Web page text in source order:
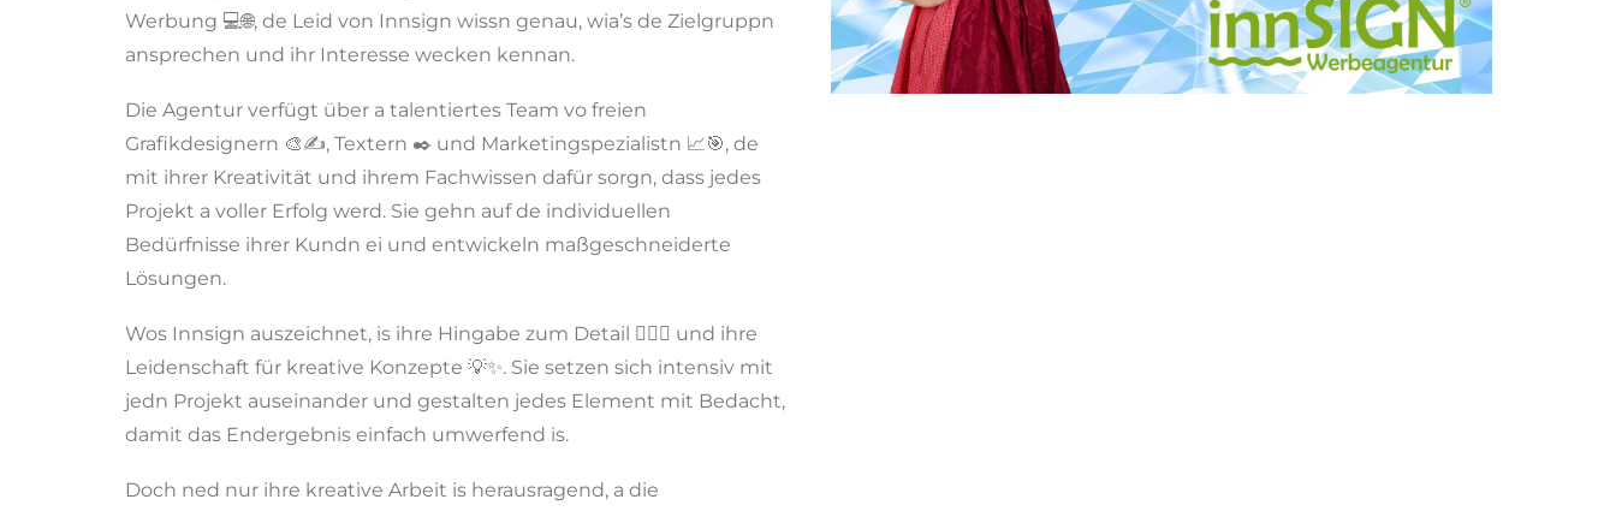
Werbung 💻🌐, de Leid von Innsign wissn genau, wia’s de Zielgruppn
ansprechen und ihr Interesse wecken kennan.
Die Agentur verfügt über a talentiertes Team vo freien
Grafikdesignern 🎨✍️, Textern ✒️ und Marketingspezialistn 📈🎯, de
mit ihrer Kreativität und ihrem Fachwissen dafür sorgn, dass jedes
Projekt a voller Erfolg werd. Sie gehn auf de individuellen
Bedürfnisse ihrer Kundn ei und entwickeln maßgeschneiderte
Lösungen.
Wos Innsign auszeichnet, is ihre Hingabe zum Detail 🕵️‍♂️🔎 und ihre
Leidenschaft für kreative Konzepte 💡✨. Sie setzen sich intensiv mit
jedn Projekt auseinander und gestalten jedes Element mit Bedacht,
damit das Endergebnis einfach umwerfend is.
Doch ned nur ihre kreative Arbeit is herausragend, a die